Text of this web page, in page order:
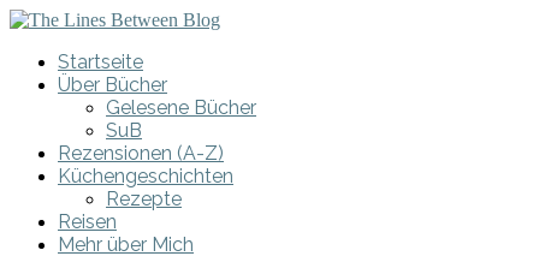
Startseite
Über Bücher
Gelesene Bücher
SuB
Rezensionen (A-Z)
Küchengeschichten
Rezepte
Reisen
Mehr über Mich